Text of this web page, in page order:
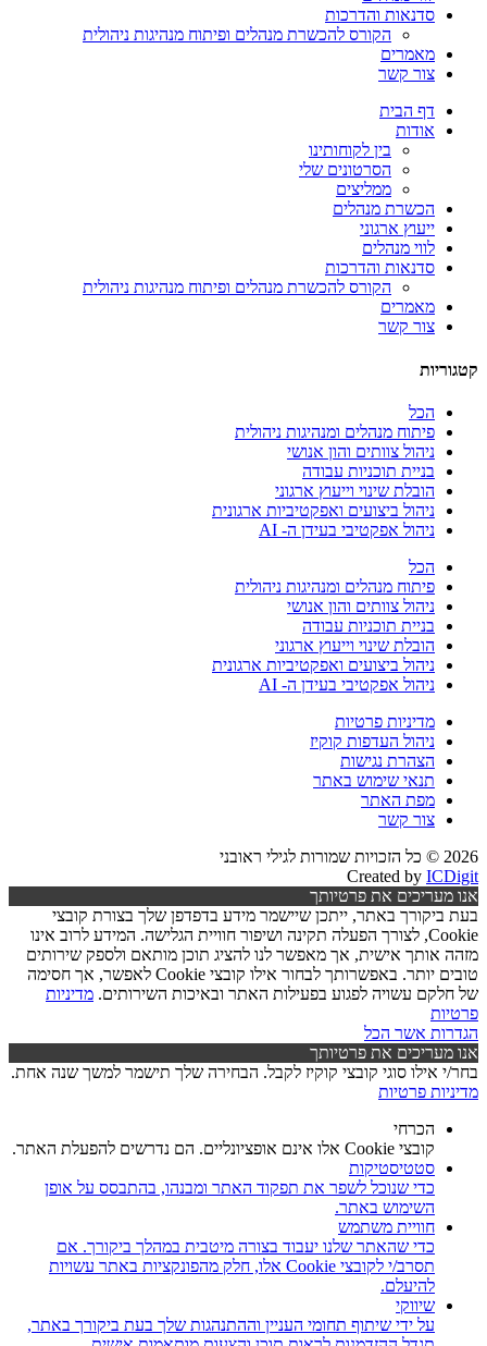
סדנאות והדרכות
הקורס להכשרת מנהלים ופיתוח מנהיגות ניהולית
מאמרים
צור קשר
דף הבית
אודות
בין לקוחותינו
הסרטונים שלי
ממליצים
הכשרת מנהלים
ייעוץ ארגוני
לווי מנהלים
סדנאות והדרכות
הקורס להכשרת מנהלים ופיתוח מנהיגות ניהולית
מאמרים
צור קשר
קטגוריות
הכל
פיתוח מנהלים ומנהיגות ניהולית
ניהול צוותים והון אנושי
בניית תוכניות עבודה
הובלת שינוי וייעוץ ארגוני
ניהול ביצועים ואפקטיביות ארגונית
ניהול אפקטיבי בעידן ה- AI
הכל
פיתוח מנהלים ומנהיגות ניהולית
ניהול צוותים והון אנושי
בניית תוכניות עבודה
הובלת שינוי וייעוץ ארגוני
ניהול ביצועים ואפקטיביות ארגונית
ניהול אפקטיבי בעידן ה- AI
מדיניות פרטיות
ניהול העדפות קוקיז
הצהרת נגישות
תנאי שימוש באתר
מפת האתר
צור קשר
2026 © כל הזכויות שמורות לגילי ראובני
Created by ICDigit
אנו מעריכים את פרטיותך
בעת ביקורך באתר, ייתכן שיישמר מידע בדפדפן שלך בצורת קובצי
Cookie, לצורך הפעלה תקינה ושיפור חוויית הגלישה. המידע לרוב אינו
מזהה אותך אישית, אך מאפשר לנו להציג תוכן מותאם ולספק שירותים
טובים יותר. באפשרותך לבחור אילו קובצי Cookie לאפשר, אך חסימה
של חלקם עשויה לפגוע בפעילות האתר ובאיכות השירותים. מדיניות
פרטיות
הגדרות אשר הכל
אנו מעריכים את פרטיותך
בחר/י אילו סוגי קובצי קוקיז לקבל. הבחירה שלך תישמר למשך שנה אחת.
מדיניות פרטיות
הכרחי
קובצי Cookie אלו אינם אופציונליים. הם נדרשים להפעלת האתר.
סטטיסטיקות
כדי שנוכל לשפר את תפקוד האתר ומבנהו, בהתבסס על אופן
השימוש באתר.
חוויית משתמש
כדי שהאתר שלנו יעבוד בצורה מיטבית במהלך ביקורך. אם
תסרב/י לקובצי Cookie אלו, חלק מהפונקציות באתר עשויות
להיעלם.
שיווקי
על ידי שיתוף תחומי העניין וההתנהגות שלך בעת ביקורך באתר,